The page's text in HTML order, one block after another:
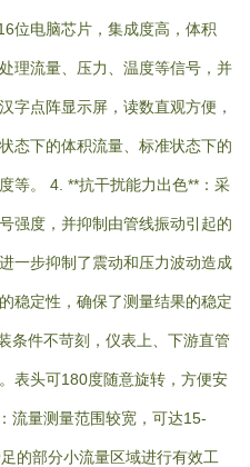
位电脑芯片，集成度高，体积
理流量、压力、温度等信号，并
字点阵显示屏，读数直观方便，
态下的体积流量、标准状态下的
等。 4. **抗干扰能力出色**：采
强度，并抑制由管线振动引起的
一步抑制了震动和压力波动造成
稳定性，确保了测量结果的稳定
条件不苛刻，仪表上、下游直管
表头可180度随意旋转，方便安
流量测量范围较宽，可达15-
的部分小流量区域进行有效工